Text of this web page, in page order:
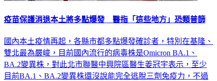
疫苗保護消退本土將多點爆發 醫指「這些地方」恐類普篩
國內本土疫情再起，各縣市都多點爆發確診者，特別在基隆、
雙北最為嚴峻，目前國內流行的病毒株是Omicron BA.1、
BA.2變異株，對此北市聯醫中興院區醫生姜冠宇表示，至少
目前BA.1、BA.2變異株還沒說能完全逃脫三劑免疫力，不過